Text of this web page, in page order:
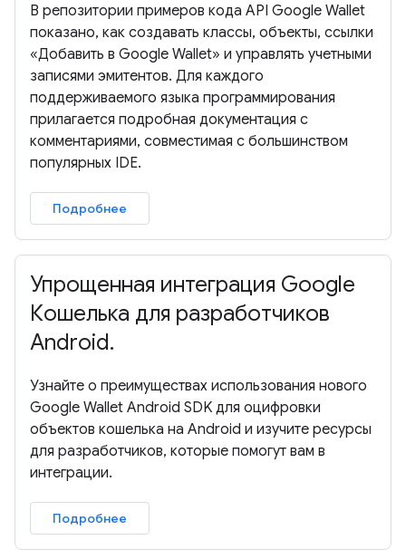
В репозитории примеров кода API Google Wallet
показано, как создавать классы, объекты, ссылки
«Добавить в Google Wallet» и управлять учетными
записями эмитентов. Для каждого
поддерживаемого языка программирования
прилагается подробная документация с
комментариями, совместимая с большинством
популярных IDE.
Подробнее
Упрощенная интеграция Google
Кошелька для разработчиков
Android.
Узнайте о преимуществах использования нового
Google Wallet Android SDK для оцифровки
объектов кошелька на Android и изучите ресурсы
для разработчиков, которые помогут вам в
интеграции.
Подробнее